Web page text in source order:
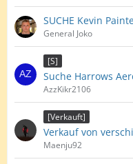
SUCHE Kevin
General Joko
[S]
Suche Harrows
AzzKikr2106
[Verkauft]
Verkauf von
Maenju92